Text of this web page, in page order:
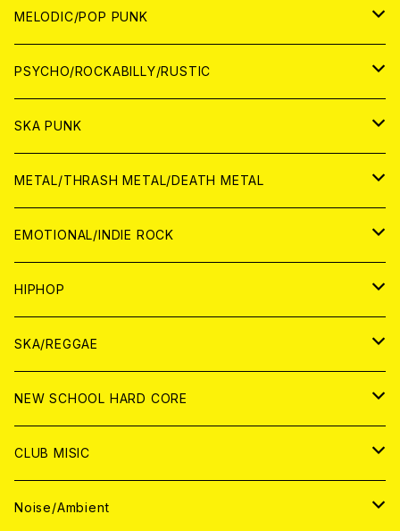
アナログ
CD
WORLD
アナログ
CD
MELODIC/POP PUNK
JAPAN
CD
ANALOG
WORLD
CD
ANALOG
PSYCHO/ROCKABILLY/RUSTIC
JAPAN
CD
ANALOG
WORLD
CD
ANALOG
SKA PUNK
JAPAN
CD
ANALOG
WORLD
CD
ANALOG
METAL/THRASH METAL/DEATH METAL
JAPAN
CD
ANALOG
WORLD
ANALOG
CD
EMOTIONAL/INDIE ROCK
JAPAN
CD
ANALOG
WORLD
CD
ANALOG
HIPHOP
JAPAN
CD
ANALOG
WORLD
CD
ANALOG
SKA/REGGAE
JAPAN
CD
ANALOG
WORLD
CD
NEW SCHOOL HARD CORE
JAPAN
CD
WORLD
CLUB MISIC
JAPAN
Noise/Ambient